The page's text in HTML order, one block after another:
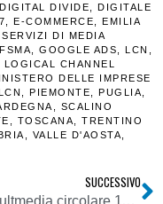
DIGITAL DIVIDE
DIGITALE
E-COMMERCE
EMILIA
DI MEDIA
FSMA GOOGLE ADS LCN
LOGICAL CHANNEL
DELLE IMPRESE
PIEMONTE PUGLIA
SCALINO
TOSCANA
TRENTINO
VALLE D'AOSTA
SUCCESSIVO
Consultmedia circolare 11062025 problematiche metadati e codici PI autoradio